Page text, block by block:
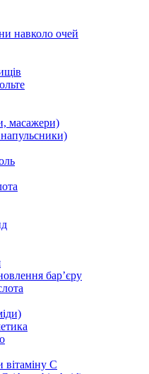
навколо очей
масажери)
бар’єру
вітаміну С